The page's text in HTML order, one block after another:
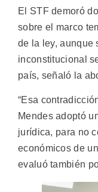
El STF demoró
sobre el marco
de la ley, aunque
inconstitucional
país, señaló la
“Esa
Mendes adoptó
jurídica, para no
económicos de
evaluó también